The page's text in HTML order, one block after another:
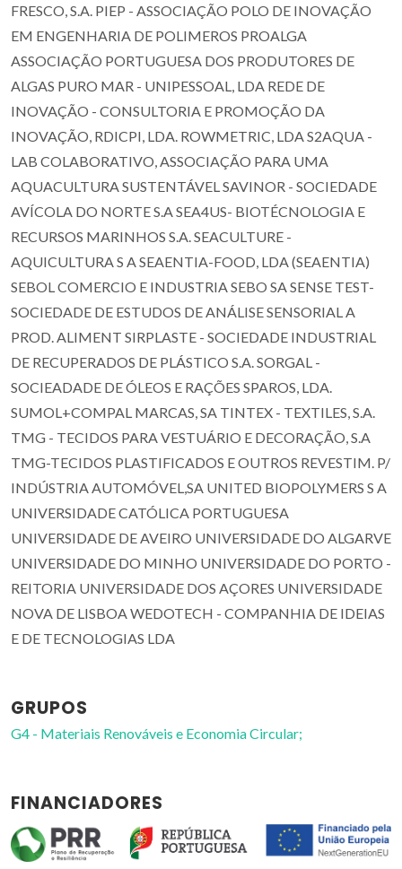
FRESCO, S.A. PIEP - ASSOCIAÇÃO POLO DE INOVAÇÃO
EM ENGENHARIA DE POLIMEROS PROALGA
ASSOCIAÇÃO PORTUGUESA DOS PRODUTORES DE
ALGAS PURO MAR - UNIPESSOAL, LDA REDE DE
INOVAÇÃO - CONSULTORIA E PROMOÇÃO DA
INOVAÇÃO, RDICPI, LDA. ROWMETRIC, LDA S2AQUA -
LAB COLABORATIVO, ASSOCIAÇÃO PARA UMA
AQUACULTURA SUSTENTÁVEL SAVINOR - SOCIEDADE
AVÍCOLA DO NORTE S.A SEA4US- BIOTÉCNOLOGIA E
RECURSOS MARINHOS S.A. SEACULTURE -
AQUICULTURA S A SEAENTIA-FOOD, LDA (SEAENTIA)
SEBOL COMERCIO E INDUSTRIA SEBO SA SENSE TEST-
SOCIEDADE DE ESTUDOS DE ANÁLISE SENSORIAL A
PROD. ALIMENT SIRPLASTE - SOCIEDADE INDUSTRIAL
DE RECUPERADOS DE PLÁSTICO S.A. SORGAL -
SOCIEADADE DE ÓLEOS E RAÇÕES SPAROS, LDA.
SUMOL+COMPAL MARCAS, SA TINTEX - TEXTILES, S.A.
TMG - TECIDOS PARA VESTUÁRIO E DECORAÇÃO, S.A
TMG-TECIDOS PLASTIFICADOS E OUTROS REVESTIM. P/
INDÚSTRIA AUTOMÓVEL,SA UNITED BIOPOLYMERS S A
UNIVERSIDADE CATÓLICA PORTUGUESA
UNIVERSIDADE DE AVEIRO UNIVERSIDADE DO ALGARVE
UNIVERSIDADE DO MINHO UNIVERSIDADE DO PORTO -
REITORIA UNIVERSIDADE DOS AÇORES UNIVERSIDADE
NOVA DE LISBOA WEDOTECH - COMPANHIA DE IDEIAS
E DE TECNOLOGIAS LDA
GRUPOS
G4 - Materiais Renováveis e Economia Circular;
FINANCIADORES